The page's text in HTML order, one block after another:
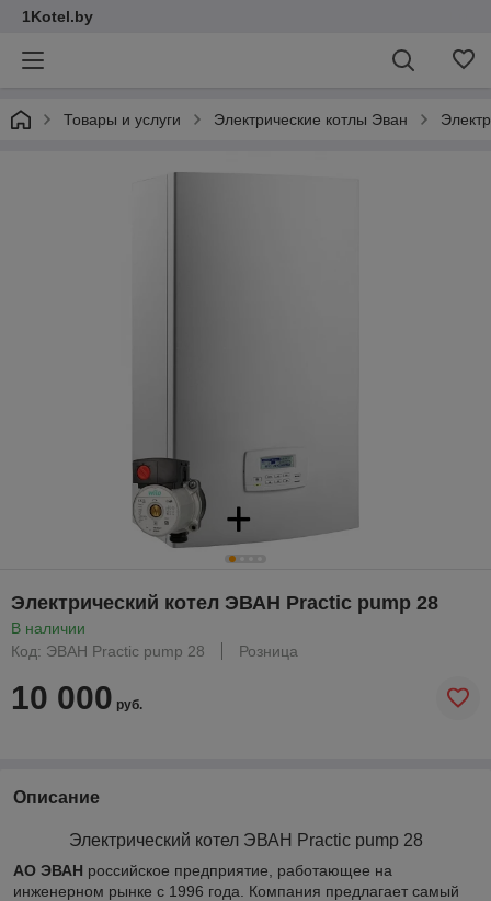
1Kotel.by
Товары и услуги Электрические котлы Эван
Электрический котел ЭВАН Practic pump 28
В наличии
Код: ЭВАН Practic pump 28
Розница
10 000 руб.
Описание
Электрический котел ЭВАН Practic pump 28
АО ЭВАН российское предприятие, работающее на
инженерном рынке с 1996 года. Компания предлагает самый